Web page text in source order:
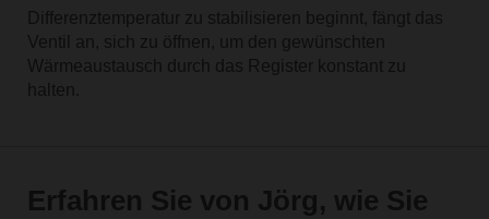
Differenztemperatur zu stabilisieren beginnt, fängt das
Ventil an, sich zu öffnen, um den gewünschten
Wärmeaustausch durch das Register konstant zu
halten.
Erfahren Sie von Jörg, wie Sie